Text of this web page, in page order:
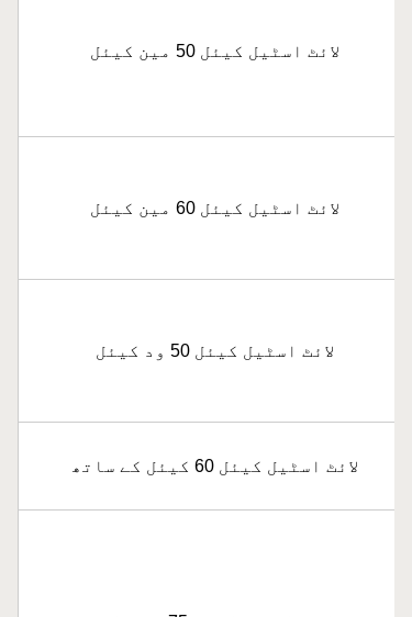
لائٹ اسٹیل کیئل 50 مین کیئل
لائٹ اسٹیل کیئل 60 مین کیئل
لائٹ اسٹیل کیئل 50 ود کیئل
لائٹ اسٹیل کیئل 60 کیئل کے ساتھ